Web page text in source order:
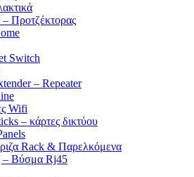
– Προτζέκτορας
Switch
– Repeater
Wifi
– κάρτες δικτύου
Rack & Παρελκόμενα
– Βύσμα Rj45